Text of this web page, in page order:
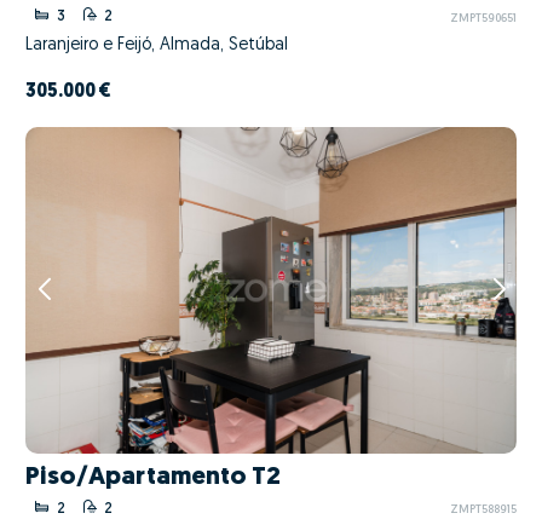
3 2 ZMPT590651
Laranjeiro e Feijó, Almada, Setúbal
305.000 €
Piso/Apartamento T2
2 2 ZMPT588915